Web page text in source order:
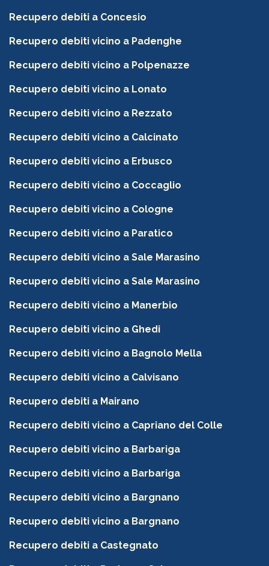
Recupero debiti a Concesio
Recupero debiti vicino a Padenghe
Recupero debiti vicino a Polpenazze
Recupero debiti vicino a Lonato
Recupero debiti vicino a Rezzato
Recupero debiti vicino a Calcinato
Recupero debiti vicino a Erbusco
Recupero debiti vicino a Coccaglio
Recupero debiti vicino a Cologne
Recupero debiti vicino a Paratico
Recupero debiti vicino a Sale Marasino
Recupero debiti vicino a Sale Marasino
Recupero debiti vicino a Manerbio
Recupero debiti vicino a Ghedi
Recupero debiti vicino a Bagnolo Mella
Recupero debiti vicino a Calvisano
Recupero debiti a Mairano
Recupero debiti vicino a Capriano del Colle
Recupero debiti vicino a Barbariga
Recupero debiti vicino a Barbariga
Recupero debiti vicino a Bargnano
Recupero debiti vicino a Bargnano
Recupero debiti a Castegnato